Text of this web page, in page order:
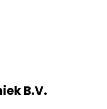
B.V.